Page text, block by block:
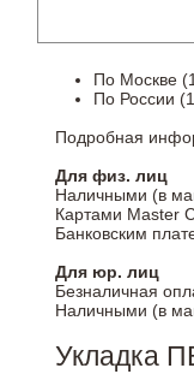
По Москве
По России
Подробная
Для физ. лиц
Наличными (в
Картами Master
Банковским
Для юр. лиц
Безналичная
Наличными (в
Укладка